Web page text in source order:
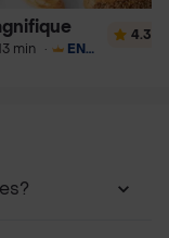
min · ENVÍO GRATIS
4.3